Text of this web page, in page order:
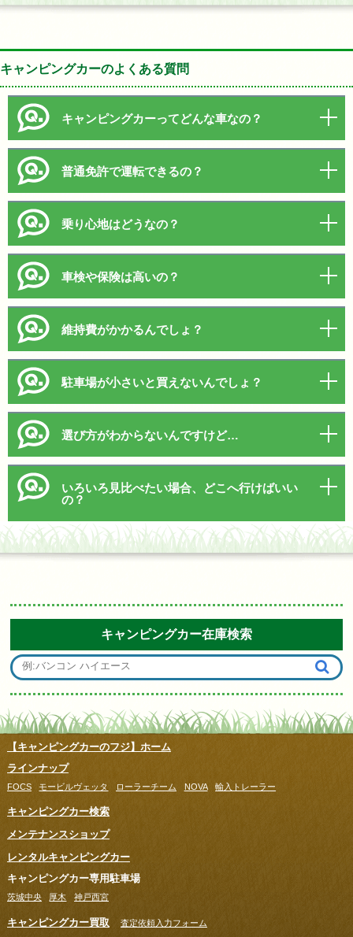
キャンピングカーのよくある質問
キャンピングカーってどんな車なの？
普通免許で運転できるの？
乗り心地はどうなの？
車検や保険は高いの？
維持費がかかるんでしょ？
駐車場が小さいと買えないんでしょ？
選び方がわからないんですけど…
いろいろ見比べたい場合、どこへ行けばいい
の？
キャンピングカー在庫検索
【キャンピングカーのフジ】ホーム
ラインナップ
FOCS モービルヴェッタ ローラーチーム NOVA 輸入トレーラー
キャンピングカー検索
メンテナンスショップ
レンタルキャンピングカー
キャンピングカー専用駐車場
茨城中央 厚木 神戸西宮
キャンピングカー買取 査定依頼入力フォーム